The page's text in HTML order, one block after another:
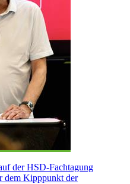
der HSD-Fachtagung
dem Kipppunkt der